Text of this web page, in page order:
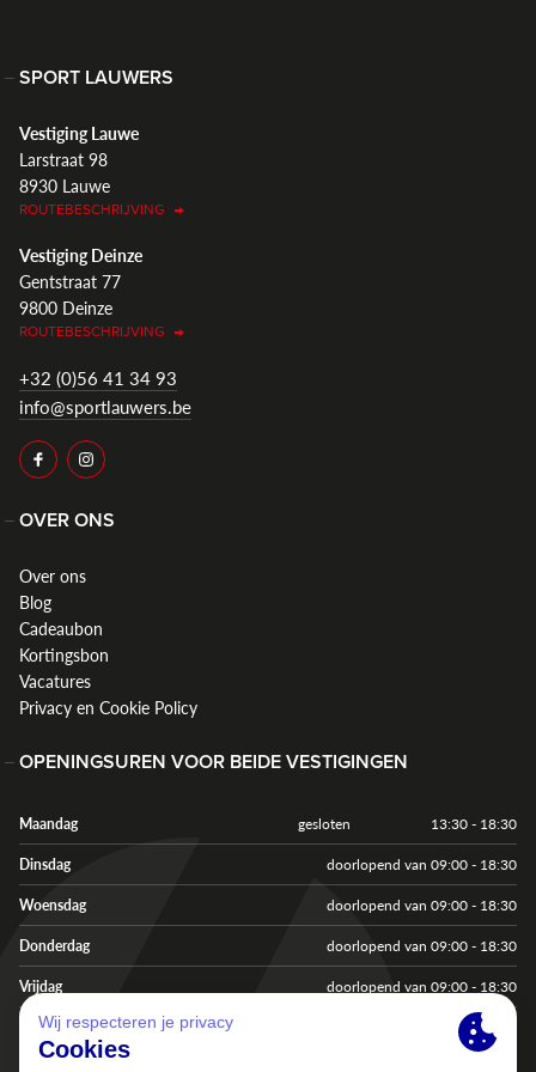
SPORT LAUWERS
Vestiging Lauwe
Larstraat 98
8930 Lauwe
ROUTEBESCHRIJVING
Vestiging Deinze
Gentstraat 77
9800 Deinze
ROUTEBESCHRIJVING
+32 (0)56 41 34 93
info@sportlauwers.be
OVER ONS
Over ons
Blog
Cadeaubon
Kortingsbon
Vacatures
Privacy en Cookie Policy
OPENINGSUREN VOOR BEIDE VESTIGINGEN
Maandag gesloten
13:30 - 18:30
Dinsdag
doorlopend van 09:00 - 18:30
Woensdag
doorlopend van 09:00 - 18:30
Donderdag
doorlopend van 09:00 - 18:30
Vrijdag
doorlopend van 09:00 - 18:30
Zaterdag
doorlopend van 09:00 - 18:00